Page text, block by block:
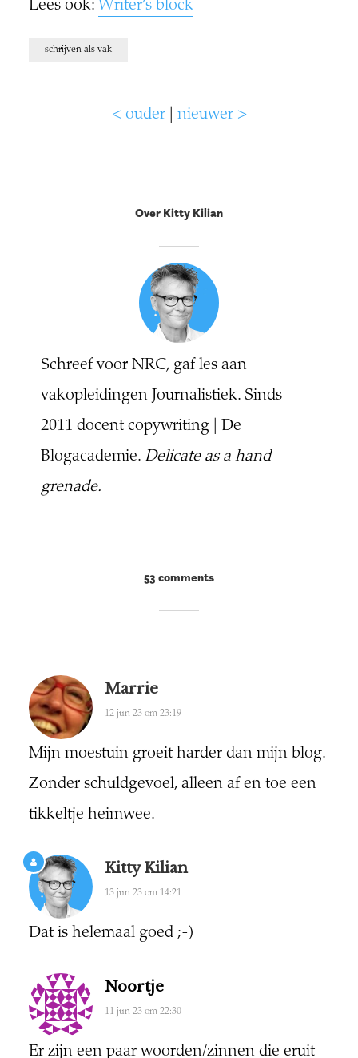
Lees ook: Writer’s block
schrijven als vak
< ouder| nieuwer >
Over Kitty Kilian
Schreef voor NRC, gaf les aan
vakopleidingen Journalistiek. Sinds
2011 docent copywriting | De
Blogacademie. Delicate as a hand
grenade.
53 comments
Marrie
12 jun 23 om 23:19
Mijn moestuin groeit harder dan mijn blog.
Zonder schuldgevoel, alleen af en toe een
tikkeltje heimwee.
Kitty Kilian
13 jun 23 om 14:21
Dat is helemaal goed ;-)
Noortje
11 jun 23 om 22:30
Er zijn een paar woorden/zinnen die eruit